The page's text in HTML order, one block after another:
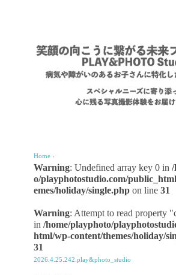
Home ›
Warning: Undefined array key 0 in /
o/playphotostudio.com/
emes/holiday/single.php on line 31
Warning: Attempt to read property
in /home/playphoto/
html/wp-content/themes/holiday/
31
2026.4.25.242.play&photo_studio